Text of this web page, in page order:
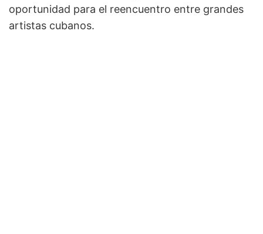
oportunidad para el reencuentro entre grandes
artistas cubanos.